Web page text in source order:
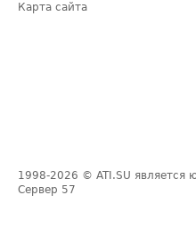
Карта сайта
1998-2026 © ATI.SU является
Сервер 57